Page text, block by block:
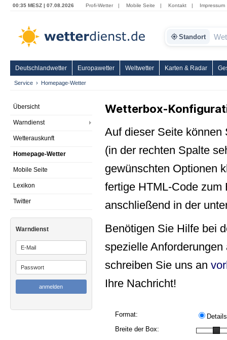
00:35 MESZ | 07.08.2026 Profi-Wetter | Mobile Seite | Kontakt | Impressum
Standort
Deutschlandwetter Europawetter Weltwetter Karten & Radar
Service Homepage-Wetter
Übersicht
Warndienst
Wetterauskunft
Homepage-Wetter
Mobile Seite
Lexikon
Twitter
Warndienst
Wetterbox-
Auf dieser Seite können
(in der rechten Spalte
gewünschten Optionen
fertige HTML-Code
anschließend in der
Benötigen Sie Hilfe bei
spezielle
schreiben Sie uns an
Ihre Nachricht!
Format:
Details
Breite der Box: